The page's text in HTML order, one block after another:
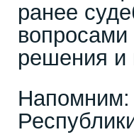
ранее
решения и
Напомним: